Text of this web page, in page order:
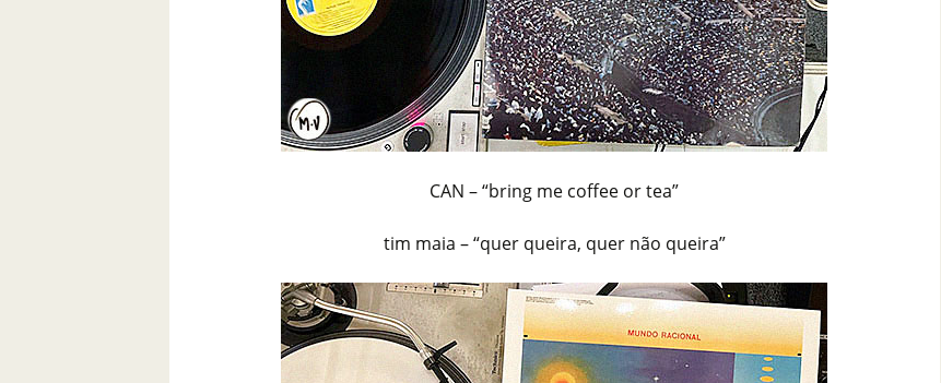
CAN – “bring me coffee or tea”
tim maia – “quer queira, quer não queira”